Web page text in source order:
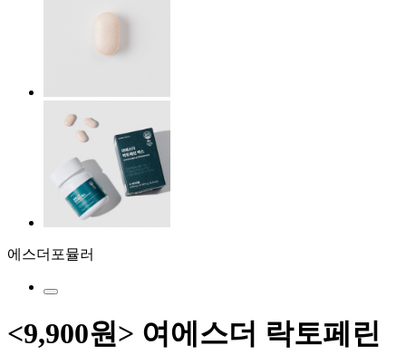
에스더포뮬러
<9,900원> 여에스더 락토페린